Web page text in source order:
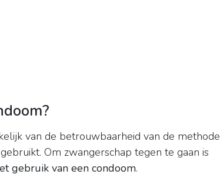
van de betrouwbaarheid van de methode
Om zwangerschap tegen te gaan is
gebruik van een condoom.